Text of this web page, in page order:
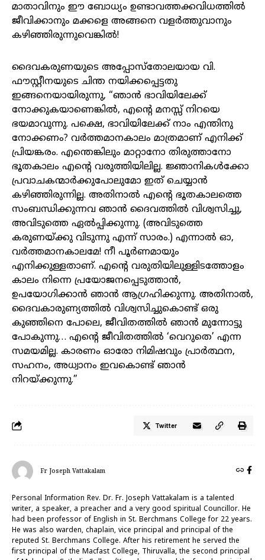
മാതാവിനും ഈ ബോധ്യം ഉണ്ടാവത്തക്കവിധത്തിൽ
ജീവിക്കാനും മക്കളെ അങ്ങനെ വളർത്തുവാനും
കഴിഞ്ഞിരുന്നുവെങ്കിൽ!
ദൈവകരുണയുടെ അപ്പോസ്തോലയായ വി.
ഫൗസ്റ്റീനയുടെ ചിന്ത നയിക്കപ്പെട്ടതു
ഇങ്ങനെയായിരുന്നു, “ഞാൻ ഭാവിയിലേക്ക്
നോക്കുകയാണെങ്കിൽ, എന്റെ മനസ്സ് നിറയെ
ഭയമാവുന്നു. പക്ഷെ, ഭാവിയിലേക്ക് നാം എന്തിനു
നോക്കണം? വർത്തമാനകാലം മാത്രമാണ് എനിക്ക്
പ്രിയങ്കരം. എന്തെങ്കിലും മാറ്റാനോ തിരുത്താനോ
ഭൂതകാലം എന്റെ വരുത്തിയിലില്ല. ജ്ഞാനികൾക്കോ
പ്രവാചകന്മാർക്കുപോലുമോ ഇത് ചെയ്യാൻ
കഴിഞ്ഞിരുന്നില്ല. അതിനാൽ എന്റെ ഭൂതകാലത്തെ
സംബന്ധിക്കുന്നവ ഞാൻ ദൈവത്തിൽ വിശ്വസിച്ചു,
അവിടുത്തെ ഏൽപ്പിക്കുന്നു. (അവിടുത്തെ
കരുണയ്ക്കു വിടുന്നു എന്ന് സാരം.) എന്നാൽ ഓ,
വർത്തമാനകാലമേ! നീ പൂർണമായും
എനിക്കുള്ളതാണ്. എന്റെ വരുതിയിലുള്ളിടത്തോളം
കാലം നിന്നെ പ്രയോജനപ്പെടുത്താൻ,
ഉപയോഗിക്കാൻ ഞാൻ ആഗ്രഹിക്കുന്നു. അതിനാൽ,
ദൈവകാരുണ്യത്തിൽ വിശ്വസിച്ചുകൊണ്ട് ഒരു
കുഞ്ഞിനെ പോലെ, ജീവിതത്തിൽ ഞാൻ മുന്നോട്ടു
പോകുന്നു… എന്റെ ജീവിതത്തിൽ ‘വെറുതെ’ എന്ന
സമയമില്ല. കാരണം ഓരോ നിമിഷവും പ്രാർത്ഥന,
സഹനം, അധ്വാനം ഇവകൊണ്ട് ഞാൻ
നിറയ്ക്കുന്നു.”
Twitter
Fr Joseph Vattakalam
Personal Information Rev. Dr. Fr. Joseph Vattakalam is a talented
writer, a speaker, a preacher and a very good spiritual Councillor. He
had been professor of English in St. Berchmans College for 22 years.
He was also warden, chaplain, vice principal and principal of the
reputed St. Berchmans College. After his retirement he served the
first principal of the Macfast College, Thiruvalla, the second principal